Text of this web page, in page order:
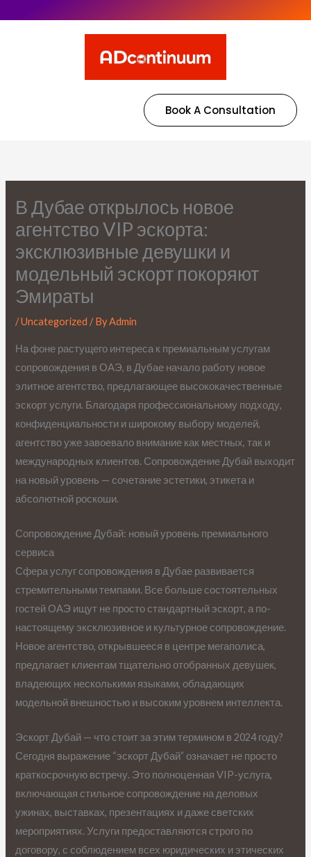
Book A Consultation
В Дубае открылось новое
агентство VIP эскорта:
эксклюзивные девушки и
модельный эскорт покоряют
Эмираты
/Uncategorized / ByAdmin
На фоне растущего интереса к премиальным услугам
сопровождения в ОАЭ, в Дубае начало работу новое
элитное агентство, предлагающее высококачественные
эскорт услуги. Благодаря профессиональному подходу,
конфиденциальности и широкому выбору моделей,
агентство уже завоевало внимание как местных, так и
международных клиентов. Сопровождение Дубай выходит
на новый уровень — сочетание эстетики, этикета и
абсолютной роскоши.
Сопровождение Дубай: новый уровень премиального
сервиса
Сфера услуг сопровождения в Дубае развивается
стремительными темпами. Все больше состоятельных
гостей ОАЭ ищут не просто стандартный эскорт, а по-
настоящему эксклюзивное и культурное сопровождение.
Новое агентство, открывшееся в центре мегаполиса,
предлагает клиентам тщательно отобранных девушек,
владеющих несколькими языками, обладающих
модельной внешностью и высоким уровнем интеллекта.
Эскорт Дубай — что стоит за этим термином в 2024 году?
Сегодня выражение “эскорт Дубай” означает не просто
краткосрочную встречу. Это полноценная VIP-услуга,
включающая стильное сопровождение на деловых
ужинах, выставках, презентациях и даже светских
мероприятиях. Услуги предоставляются строго по
договору, с соблюдением всех юридических и этических